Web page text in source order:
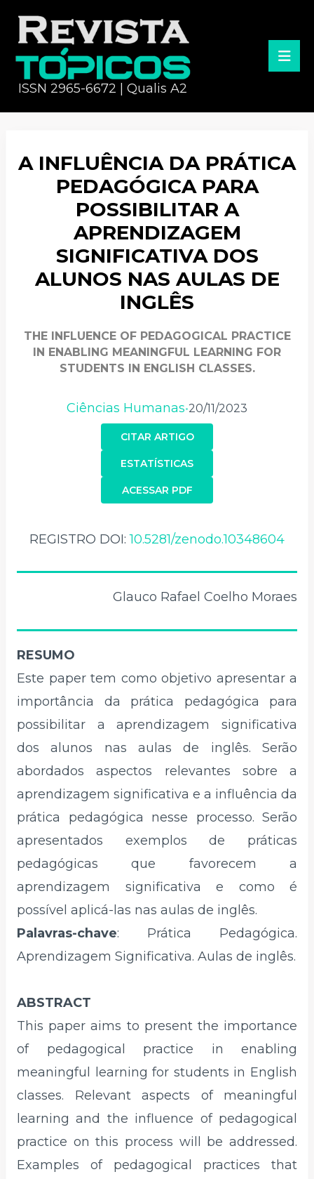
ISSN 2965-6672 | Qualis A2
A INFLUÊNCIA DA PRÁTICA
PEDAGÓGICA PARA
POSSIBILITAR A
APRENDIZAGEM
SIGNIFICATIVA DOS
ALUNOS NAS AULAS DE
INGLÊS
THE INFLUENCE OF PEDAGOGICAL PRACTICE
IN ENABLING MEANINGFUL LEARNING FOR
STUDENTS IN ENGLISH CLASSES.
Ciências Humanas•20/11/2023
CITAR ARTIGO
ACESSAR PDF
ESTATÍSTICAS
REGISTRO DOI:10.5281/zenodo.10348604
Glauco Rafael Coelho Moraes
RESUMO
Este paper tem como objetivo apresentar a
importância da prática pedagógica para
possibilitar a aprendizagem significativa
dos alunos nas aulas de inglês. Serão
abordados aspectos relevantes sobre a
aprendizagem significativa e a influência da
prática pedagógica nesse processo. Serão
apresentados exemplos de práticas
pedagógicas que favorecem a
aprendizagem significativa e como é
possível aplicá-las nas aulas de inglês.
Palavras-chave: Prática Pedagógica.
Aprendizagem Significativa. Aulas de inglês.
ABSTRACT
This paper aims to present the importance
of pedagogical practice in enabling
meaningful learning for students in English
classes. Relevant aspects of meaningful
learning and the influence of pedagogical
practice on this process will be addressed.
Examples of pedagogical practices that